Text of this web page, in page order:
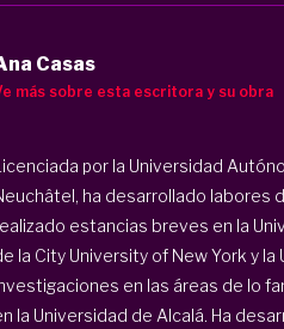
Casas
más sobre esta escritora y su obra
por la Universidad
ha desarrollado labores
estancias breves en la
la City University of New York y
en las áreas de lo
la Universidad de Alcalá. Ha